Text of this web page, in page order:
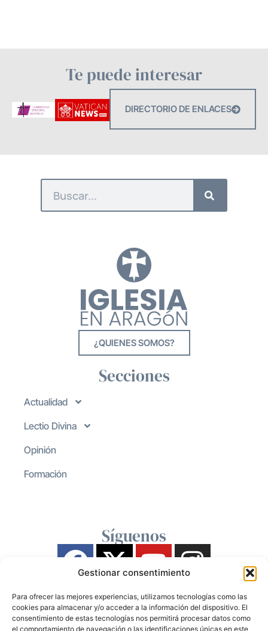
Gestionar consentimiento
Para ofrecer las mejores experiencias, utilizamos tecnologías como las
cookies para almacenar y/o acceder a la información del dispositivo. El
consentimiento de estas tecnologías nos permitirá procesar datos como
el comportamiento de navegación o las identificaciones únicas en este
Te puede interesar
DIRECTORIO DE ENLACES
¿QUIENES SOMOS?
Secciones
Actualidad
Lectio Divina
Opinión
Formación
Síguenos